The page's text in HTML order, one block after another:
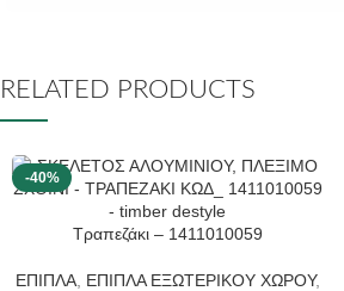
RELATED PRODUCTS
-40%
Τραπεζάκι – 1411010059
ΕΠΙΠΛΑ, ΕΠΙΠΛΑ ΕΞΩΤΕΡΙΚΟΥ ΧΩΡΟΥ,